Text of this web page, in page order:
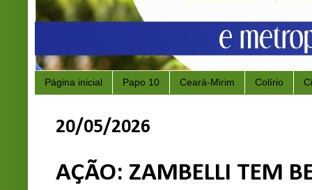
Página inicial Papo 10 Ceará-Mirim Colírio
20/05/2026
AÇÃO: ZAMBELLI TEM